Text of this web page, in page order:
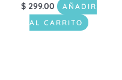
$ 299.00
AÑADIR
AL CARRITO